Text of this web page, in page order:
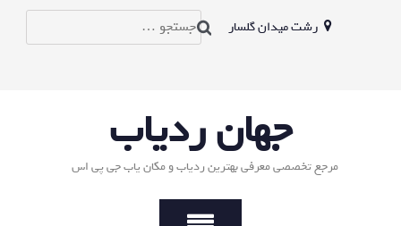
رشت میدان گلسار
جستجو
جهان ردیاب
مرجع تخصصی معرفی بهترین ردیاب و مکان یاب جی پی اس